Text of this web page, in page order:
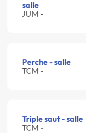
salle
JUM -
Perche - salle
TCM -
Triple saut - salle
TCM -